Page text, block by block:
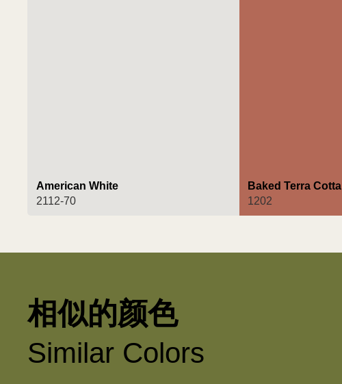
American White
2112-70
Baked Terra Cotta
1202
相似的颜色
Similar Colors